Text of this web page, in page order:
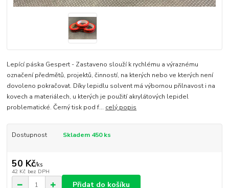
Lepící páska Gespert - Zastaveno slouží k rychlému a výraznému
označení předmětů, projektů, činností, na kterých nebo ve kterých není
dovoleno pokračovat. Díky lepidlu solvent má výbornou přilnavost i na
kovech a materiálech, u kterých je použití akrylátových lepidel
problematické. Černý tisk pod f... celý popis
Dostupnost Skladem 450 ks
50 Kč/ks
42 Kč bez DPH
Přidat do košíku